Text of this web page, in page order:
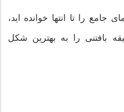
جامع را تا انتها خوانده اید،
بافتنی را به بهترین شکل